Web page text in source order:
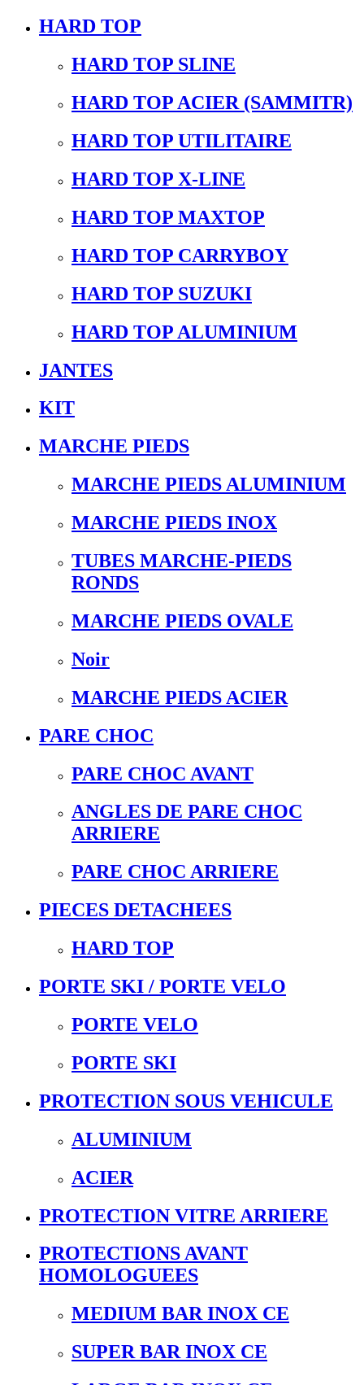
HARD TOP
HARD TOP SLINE
HARD TOP ACIER (SAMMITR)
HARD TOP UTILITAIRE
HARD TOP X-LINE
HARD TOP MAXTOP
HARD TOP CARRYBOY
HARD TOP SUZUKI
HARD TOP ALUMINIUM
JANTES
KIT
MARCHE PIEDS
MARCHE PIEDS ALUMINIUM
MARCHE PIEDS INOX
TUBES MARCHE-PIEDS
RONDS
MARCHE PIEDS OVALE
Noir
MARCHE PIEDS ACIER
PARE CHOC
PARE CHOC AVANT
ANGLES DE PARE CHOC
ARRIERE
PARE CHOC ARRIERE
PIECES DETACHEES
HARD TOP
PORTE SKI / PORTE VELO
PORTE VELO
PORTE SKI
PROTECTION SOUS VEHICULE
ALUMINIUM
ACIER
PROTECTION VITRE ARRIERE
PROTECTIONS AVANT
HOMOLOGUEES
MEDIUM BAR INOX CE
SUPER BAR INOX CE